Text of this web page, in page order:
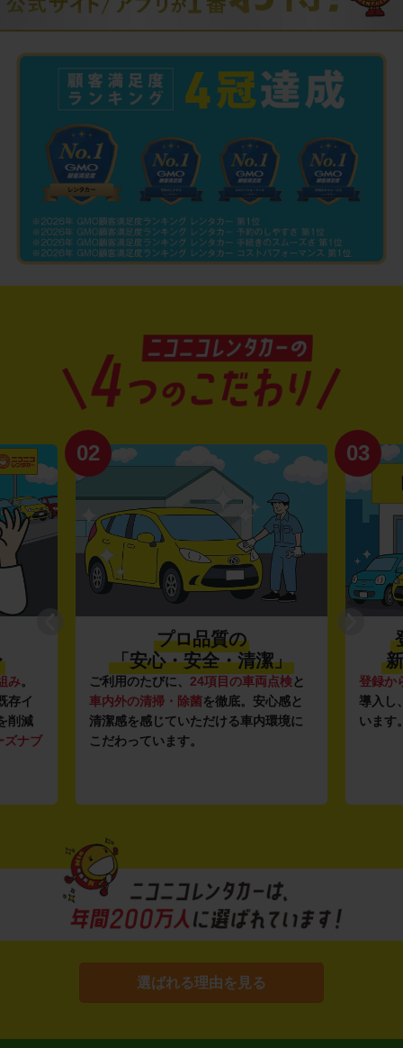
み。
存イ
削減
ズナブ
02
プロ品質の
「安心・安全・清潔」
ご利用のたびに、 24項目の車両点検と
車内外の清掃・除菌を徹底。安心感と
清潔感を感じていただける車内環境に
こだわっています。
03
登録か
導入し
います
選ばれる理由を見る